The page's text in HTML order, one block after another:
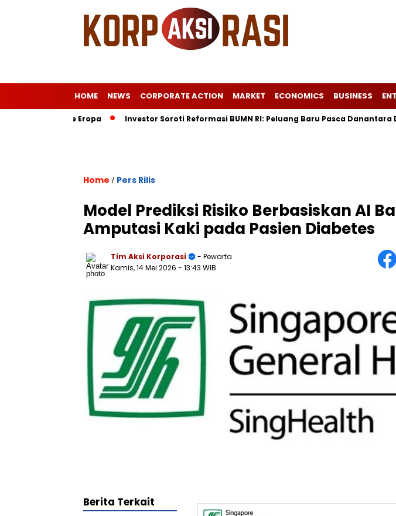
HOME NEWS CORPORATE ACTION MARKET ECONOMICS BUSINESS
Investor Soroti Reformasi BUMN RI: Peluang Baru Pasca Danantara
Home / Pers Rilis
Model Prediksi Risiko Berbasiskan AI
Amputasi Kaki pada Pasien Diabetes
Tim Aksi Korporasi
- Pewarta
Kamis, 14 Mei 2026 - 13:43 WIB
Berita Terkait